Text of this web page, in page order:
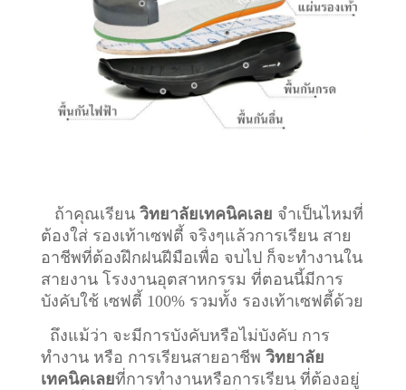
ถ้าคุณเรียน วิทยาลัยเทคนิคเลย จำเป็นไหมที่
ต้องใส่ รองเท้าเซฟตี้ จริงๆแล้วการเรียน สาย
อาชีพที่ต้องฝึกฝนฝีมือเพื่อ จบไป ก็จะทำงานใน
สายงาน โรงงานอุตสาหกรรม ที่ตอนนี้มีการ
บังคับใช้ เซฟตี้ 100% รวมทั้ง รองเท้าเซฟตี้ด้วย
ถึงแม้ว่า จะมีการบังคับหรือไม่บังคับ การ
ทำงาน หรือ การเรียนสายอาชีพ วิทยาลัย
เทคนิคเลยที่การทำงานหรือการเรียน ที่ต้องอยู่